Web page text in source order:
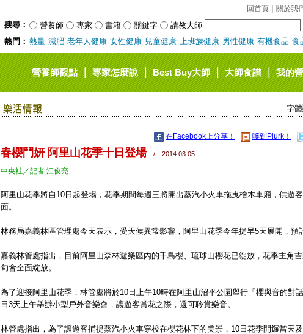
回首頁 關於我
搜尋： 營養師 專家 書籍 關鍵字
請教大師
熱門： 熱量 減肥 老年人健康 女性健康 兒童健康 上班族健康 男性健康 有機食品 食
營養師觀點｜專家怎麼說｜Best Buy大師｜大師食譜｜我的
字體
在Facebook上分享！ 噗到Plurk！
春櫻鬥妍 阿里山花季十日登場/ 2014.03.05
中央社／記者 江俊亮
阿里山花季將自10日起登場，花季期間每週三將開出蒸汽小火車拖曳檜木車廂，供遊
面。
林務局嘉義林區管理處今天表示，受天候異常影響，阿里山花季今年提早5天展開，預
嘉義林管處指出，目前阿里山森林遊樂區內的千島櫻、琉球山櫻花已綻放，花季主角
旬會全面綻放。
為了迎接阿里山花季，林管處將於10日上午10時在阿里山沼平公園舉行「櫻與音的對
日3天上午舉辦小型戶外音樂會，讓遊客賞花之際，還可聆賞樂音。
林管處指出，為了讓遊客捕捉蒸汽小火車穿梭在櫻花林下的美景，10日花季開鑼當天